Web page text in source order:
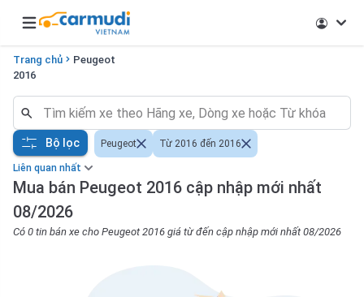
Open main menu
Trang chủ
Peugeot
2016
Liên quan nhất
Mua bán Peugeot 2016 cập nhập mới nhất
08/2026
Có 0 tin bán xe cho Peugeot 2016 giá từ đến cập nhập mới nhất 08/2026
Bộ lọc Peugeot Từ 2016 đến 2016